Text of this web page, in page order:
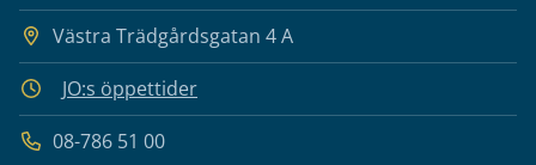
Västra Trädgårdsgatan 4 A
JO:s öppettider
08-786 51 00